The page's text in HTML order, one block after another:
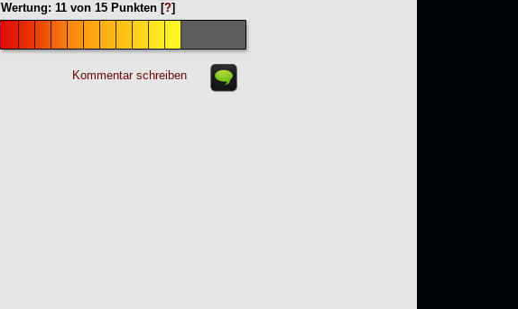
Wertung: 11 von 15 Punkten [?]
Kommentar schreiben